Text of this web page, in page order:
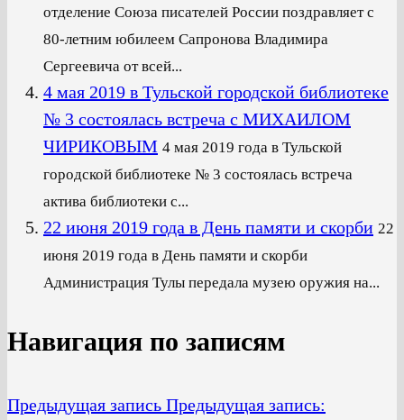
отделение Союза писателей России поздравляет с
80-летним юбилеем Сапронова Владимира
Сергеевича от всей...
4 мая 2019 в Тульской городской библиотеке
№ 3 состоялась встреча с МИХАИЛОМ
ЧИРИКОВЫМ 4 мая 2019 года в Тульской
городской библиотеке № 3 состоялась встреча
актива библиотеки с...
22 июня 2019 года в День памяти и скорби 22
июня 2019 года в День памяти и скорби
Администрация Тулы передала музею оружия на...
Навигация по записям
Предыдущая запись Предыдущая запись: